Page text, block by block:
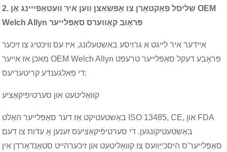
2. שליסל פאַקטאָרן צו אָפּשאַצן ווען איר וועטאַפייינג אַן OEM
Welch Allyn פּראָוב קאָווערס סאַפּלייער
איידער איר לייגט א גרויסע באשטעלונג, איז עס וויכטיג צו זיכער
מאכן אז אייער OEM Welch Allyn פּראָבע דעקל סאַפּלייער טרעפט
די פאלגענדע קריטעריעס:
קוואַליטעט און סערטיפיקאַציע
באַשטעטיקט אַז דער סאַפּלייער האַלט ISO 13485, CE, און FDA
באַשטעטיקונגען. די סערטיפֿיקאַציעס זענען אַ עדות צו דעם
סאַפּלייער'ס היסכייַוועס צו קוואַליטעט און זיכערהייט סטאַנדאַרדן אין